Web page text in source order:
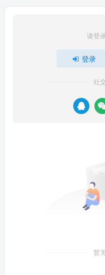
请登
登录
社
暂